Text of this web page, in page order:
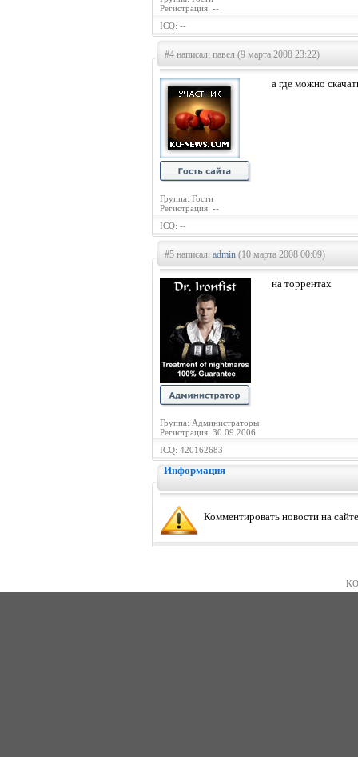
Регистрация: --
ICQ: --
#4 написал: павел (9 марта 2008 23:22)
Группа: Гости
Регистрация: --
а где можно
ICQ: --
#5 написал: admin (10 марта 2008 00:09)
Группа: Администраторы
Регистрация: 30.09.2006
на торрентах
ICQ: 420162683
Информация
Комментировать новости на